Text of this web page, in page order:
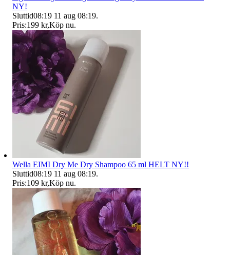
NY!
Sluttid08:19 11 aug 08:19.
Pris:199 kr,Köp nu.
Wella EIMI Dry Me Dry Shampoo 65 ml HELT NY!!
Sluttid08:19 11 aug 08:19.
Pris:109 kr,Köp nu.